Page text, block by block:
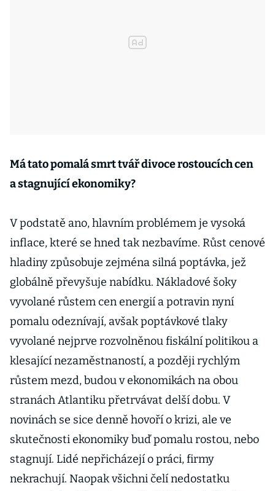
Má tato pomalá smrt tvář divoce rostoucích cen
a stagnující ekonomiky?
V podstatě ano, hlavním problémem je vysoká
inflace, které se hned tak nezbavíme. Růst cenové
hladiny způsobuje zejména silná poptávka, jež
globálně převyšuje nabídku. Nákladové šoky
vyvolané růstem cen energií a potravin nyní
pomalu odeznívají, avšak poptávkové tlaky
vyvolané nejprve rozvolněnou fiskální politikou a
klesající nezaměstnaností, a později rychlým
růstem mezd, budou v ekonomikách na obou
stranách Atlantiku přetrvávat delší dobu. V
novinách se sice denně hovoří o krizi, ale ve
skutečnosti ekonomiky buď pomalu rostou, nebo
stagnují. Lidé nepřicházejí o práci, firmy
nekrachují. Naopak všichni čelí nedostatku